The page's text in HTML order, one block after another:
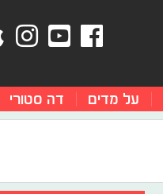
על מדים דה סטורי